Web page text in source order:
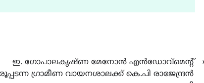
ഇ. ഗോപാലകൃഷ്ണ മേനോൻ എൻഡോവ്മെൻ്റ്
ഗ്രാമീണ വായനശാലക്ക് കെ.പി രാജേന്ദ്രൻ